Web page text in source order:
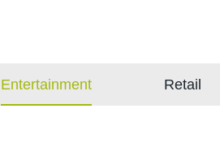
Entertainment Retail